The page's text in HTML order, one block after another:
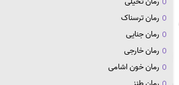
رمان ترسناک
رمان جنایی
رمان خارجی
رمان خون اشامی